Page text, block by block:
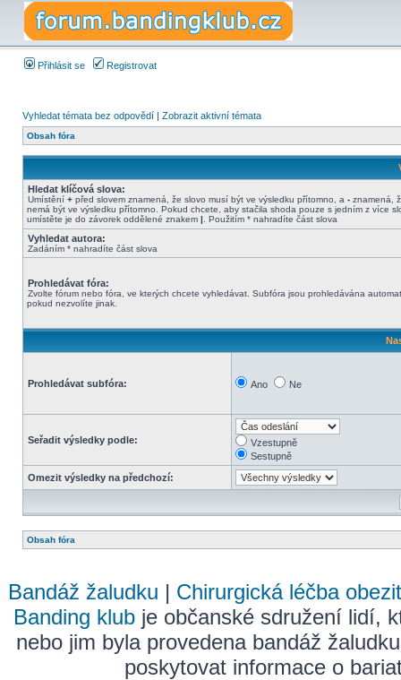
Přihlásit se Registrovat
Vyhledat témata bez odpovědí | Zobrazit aktivní témata
Obsah fóra
Hledat klíčová slova:
Umístění + před slovem znamená, že slovo musí být ve výsledku přítomno, a - znamená,
nemá být ve výsledku přítomno. Pokud chcete, aby stačila shoda pouze s jedním z více
umístěte je do závorek oddělené znakem | . Použitím * nahradíte část slova
Vyhledat autora:
Zadáním * nahradíte část slova
Prohledávat fóra:
Zvolte fórum nebo fóra, ve kterých chcete vyhledávat. Subfóra jsou prohledávána
pokud nezvolíte jinak.
Prohledávat subfóra: Ano Ne
Seřadit výsledky podle:
Vzestupně
Sestupně
Omezit výsledky na předchozí:
Obsah fóra
Bandáž žaludku | Chirurgická léčba
Banding klub je občanské sdružení lidí,
nebo jim byla provedena bandáž
poskytovat informace o